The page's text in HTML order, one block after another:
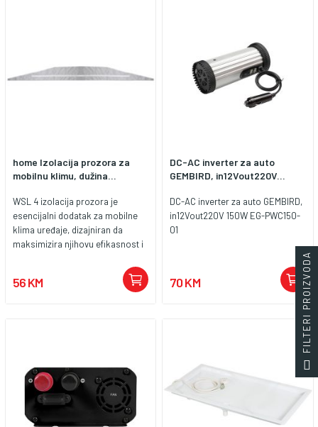
home Izolacija prozora za
mobilnu klimu, dužina...
WSL 4 izolacija prozora je
esencijalni dodatak za mobilne
klima uređaje, dizajniran da
maksimizira njihovu efikasnost i
omogućava vam da zadržite
Zahvaljujući čičak traci, WSL 4
izolacija se lako postavlja na sve
vrste prozora koji se mogu
otvoriti i nagnuti. Montaža je brza
56 KM
DC-AC inverter za auto
GEMBIRD, in12Vout220V...
DC-AC inverter za auto GEMBIRD,
in12Vout220V 150W EG-PWC150-
01
70 KM FILTERI PROIZVODA